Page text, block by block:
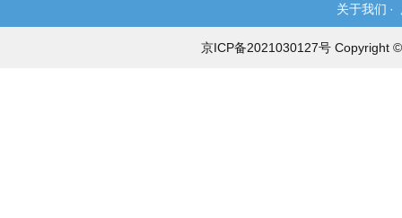
关于我们 ·
京ICP备2021030127号 Copyright